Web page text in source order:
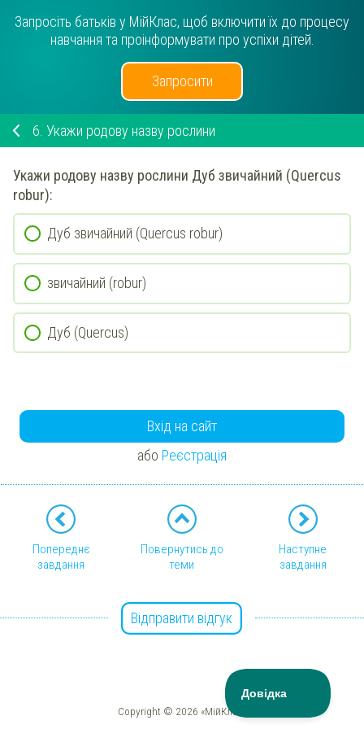
Запросіть батьків у МійКлас, щоб включити їх до процесу
навчання та проінформувати про успіхи дітей.
Запросити
6. Укажи родову назву рослини
Укажи родову назву рослини Дуб звичайний (Quercus
robur):
Дуб звичайний (Quercus robur)
звичайний (robur)
Дуб (Quercus)
Вхід на сайт
або Реєстрація
Попереднє
завдання
Повернутись до
теми
Наступне
завдання
Відправити відгук
Copyright © 2026 «МійКлас»